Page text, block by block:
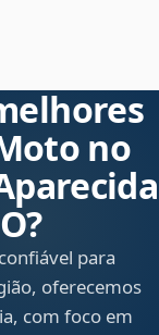
no
para
oferecemos
com foco em